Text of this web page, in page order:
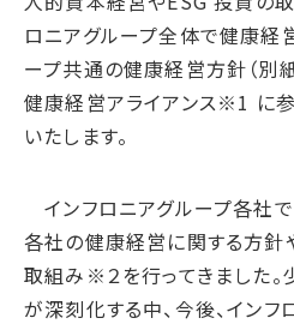
お問い合わせ
電子公告
循環経済
汚染防止
自然再興
生物多様性タイムライン
社会
人権尊重
ディスクロージャーポリシー
ロニアグループ全体で健康経
ープ共通の健康経営方針（別
健康経営アライアンス※1 に
いたします。
インフロニアグループ各社
各社の健康経営に関する方針
取組み※２を行ってきました
が深刻化する中、今後、イン